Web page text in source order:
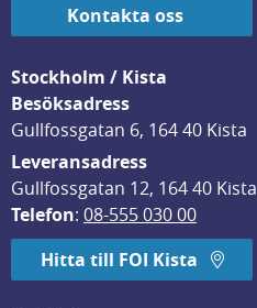
Kontakta oss
Stockholm / Kista
Besöksadress
Gullfossgatan 6, 164 40 Kista
Leveransadress
Gullfossgatan 12, 164 40 Kista
Telefon: 08-555 030 00
Hitta till FOI Kista